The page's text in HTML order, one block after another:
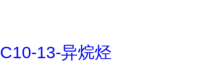
C10-13-异烷烃